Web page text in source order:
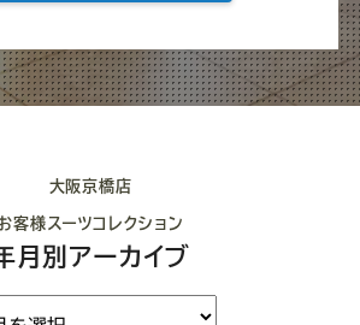
大阪京橋店
客様スーツコレクション
月別アーカイブ